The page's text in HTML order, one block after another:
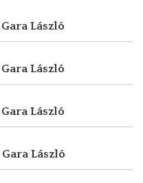
Gara László
Gara László
Gara László
Gara László